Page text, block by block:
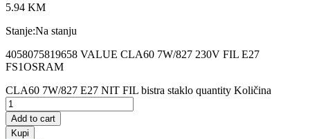
5.94 KM
Stanje:Na stanju
4058075819658 VALUE CLA60 7W/827 230V FIL E27
FS1OSRAM
CLA60 7W/827 E27 NIT FIL bistra staklo quantity Količina
Add to cart
Kupi